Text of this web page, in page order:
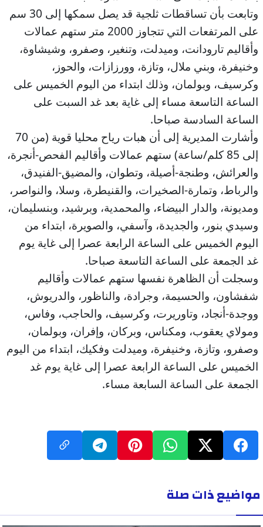
وتابعت بأن تساقطات ثلجية قد يصل سمكها إلى 30 سم
على المرتفعات التي تتجاوز 2000 متر ستهم عمالات
وأقاليم تارودانت، وميدلت، وتنغير، وصفرو، وشيشاوة،
وخنيفرة، وبني ملال، وتازة، وورزازات، والحوز،
وكرسيف، وبولمان، وذلك ابتداء من اليوم الخميس على
الساعة التاسعة مساء إلى غاية بعد غد السبت على
الساعة السادسة صباحا.
وأشارت المديرية إلى أن هبات رياح محليا قوية (من 70
إلى 85 كلم/ساعة) ستهم عمالات وأقاليم الفحص-أنجرة،
والعرائش، وطنجة-أصيلة، وتطوان، والمضيق-الفنيدق،
والرباط، وتمارة-الصخيرات، والقنيطرة، وسلا، والنواصر،
ومديونة، والدار البيضاء، والمحمدية، وبرشيد، وبنسليمان،
وسيدي بنور، والجديدة، وآسفي، والصويرة، ابتداء من
اليوم الخميس على الساعة الرابعة عصرا إلى غاية يوم
غد الجمعة على الساعة التاسعة صباحا.
وسجلت أن الظاهرة نفسها ستهم عمالات وأقاليم
شفشاون، والحسيمة، وجرادة، والناظور، والدريوش،
ووجدة-أنجاد، وتاوريرت، وكرسيف، والحاجب، وفاس،
ومولاي يعقوب، ومكناس، وبركان، وإفران، وبولمان،
وصفرو، وتازة، وخنيفرة، وميدلت وفكيك، ابتداء من اليوم
الخميس على الساعة الرابعة عصرا إلى غاية يوم غد
الجمعة على الساعة السابعة مساء.
مواضيع ذات صلة